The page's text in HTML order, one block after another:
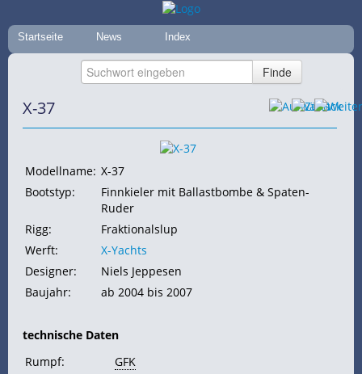
Startseite News Index
X-37
Modellname: X-37
Bootstyp:
Finnkieler mit Ballastbombe & Spaten-
Ruder
Rigg:
Fraktionalslup
Werft:
X-Yachts
Designer:
Niels Jeppesen
Baujahr:
ab 2004 bis 2007
technische Daten
Rumpf:
GFK